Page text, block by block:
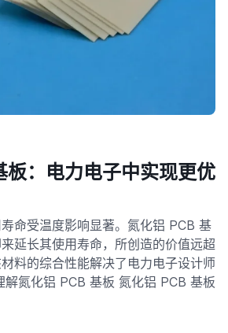
板：电力电子中实现更优
命受温度影响显著。氮化铝 PCB 基
延长其使用寿命，所创造的价值远超
料的综合性能解决了电力电子设计师
解氮化铝 PCB 基板 氮化铝 PCB 基板